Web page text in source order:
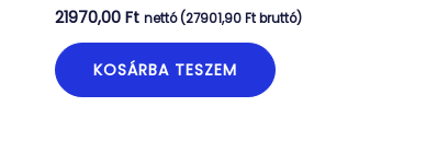
21970,00Ft nettó (27901,90 Ft bruttó)
KOSÁRBA TESZEM